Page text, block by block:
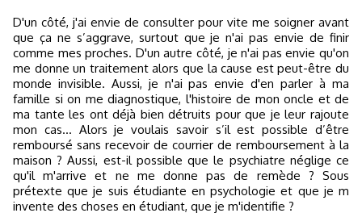
D'un côté, j'ai envie de consulter pour vite me soigner avant
que ça ne s’aggrave, surtout que je n'ai pas envie de finir
comme mes proches. D'un autre côté, je n'ai pas envie qu'on
me donne un traitement alors que la cause est peut-être du
monde invisible. Aussi, je n'ai pas envie d'en parler à ma
famille si on me diagnostique, l'histoire de mon oncle et de
ma tante les ont déjà bien détruits pour que je leur rajoute
mon cas... Alors je voulais savoir s’il est possible d’être
remboursé sans recevoir de courrier de remboursement à la
maison ? Aussi, est-il possible que le psychiatre néglige ce
qu'il m'arrive et ne me donne pas de remède ? Sous
prétexte que je suis étudiante en psychologie et que je m
invente des choses en étudiant, que je m'identifie ?